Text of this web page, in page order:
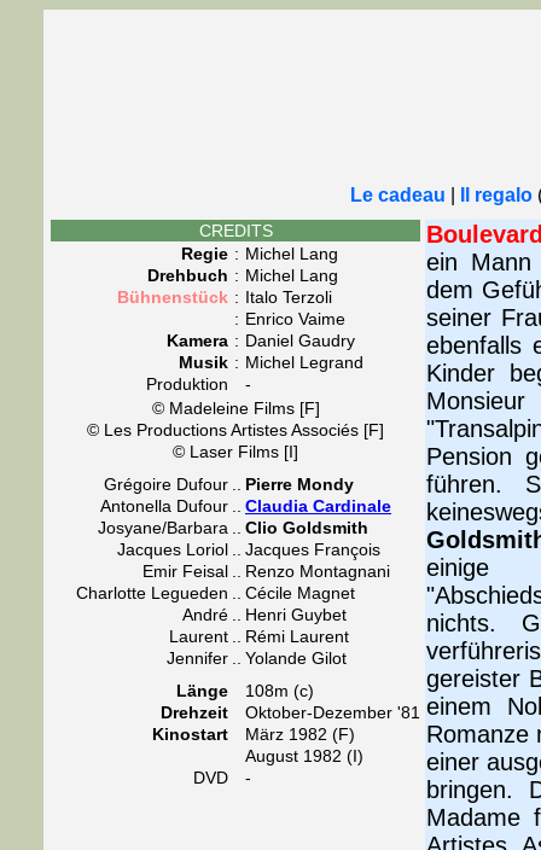
Le cadeau Il regalo
CREDITS
Regie : Michel Lang
Drehbuch : Michel Lang
Bühnenstück : Italo Terzoli
: Enrico Vaime
Kamera : Daniel Gaudry
Musik : Michel Legrand
Produktion
-
© Madeleine Films [F]
© Les Productions Artistes Associés [F]
© Laser Films [I]
Grégoire Dufour
Pierre Mondy
Antonella Dufour
Claudia Cardinale
Josyane/Barbara
Clio Goldsmith
Jacques Loriol
Jacques François
Emir Feisal
Renzo Montagnani
Charlotte Legueden
Cécile Magnet
André
Henri Guybet
Laurent
Rémi Laurent
Jennifer
Yolande Gilot
Länge
108m (c)
Drehzeit
Oktober-Dezember '81
Kinostart
März 1982 (F)
August 1982 (I)
DVD
-
ein
dem
seiner
ebenfalls
Kinder
Pension
führen.
einige
nichts.
gereister
einem
Romanze
einer
bringen.
Madame